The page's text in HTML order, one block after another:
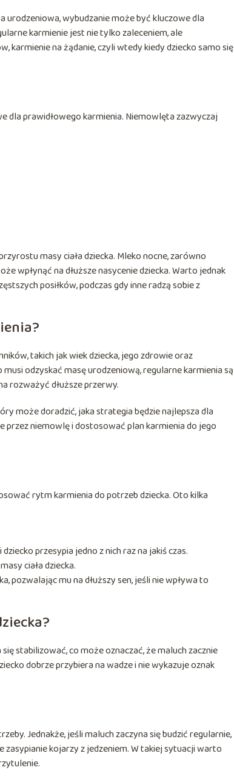
urodzeniowa, wybudzanie może być kluczowe dla
karmienie jest nie tylko zaleceniem, ale
karmienie na żądanie, czyli wtedy kiedy dziecko samo się
dla prawidłowego karmienia. Niemowlęta zazwyczaj
masy ciała dziecka. Mleko nocne, zarówno
wpłynąć na dłuższe nasycenie dziecka. Warto jednak
posiłków, podczas gdy inne radzą sobie z
takich jak wiek dziecka, jego zdrowie oraz
odzyskać masę urodzeniową, regularne karmienia są
rozważyć dłuższe przerwy.
może doradzić, jaka strategia będzie najlepsza dla
niemowlę i dostosować plan karmienia do jego
rytm karmienia do potrzeb dziecka. Oto kilka
przesypia jedno z nich raz na jakiś czas.
ciała dziecka.
mu na dłuższy sen, jeśli nie wpływa to
stabilizować, co może oznaczać, że maluch zacznie
dobrze przybiera na wadze i nie wykazuje oznak
Jednakże, jeśli maluch zaczyna się budzić regularnie,
kojarzy z jedzeniem. W takiej sytuacji warto